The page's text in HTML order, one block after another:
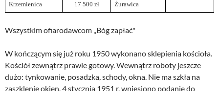
Krzemienica 17 500 zł Żurawica
Wszystkim ofiarodawcom „Bóg zapłać"
W kończącym się już roku 1950 wykonano sklepienia kościoła.
Kościół zewnątrz prawie gotowy. Wewnątrz roboty jeszcze
dużo: tynkowanie, posadzka, schody, okna. Nie ma szkła na
zaszklenie okien. 4 stycznia 1951 r. wniesiono podanie do